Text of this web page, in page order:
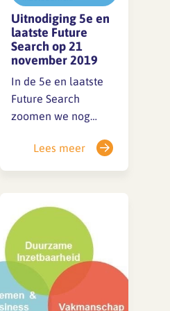
Uitnodiging 5e en
laatste Future
Search op 21
november 2019
In de 5e en laatste
Future Search
zoomen we nog
(samen)werken,
ontwikkelen en
functiehandboek
(fhb) als belangrijk
onderdeel van de
cao heeft de volle
aandacht van SFA.
Het streven van cao-
Lees meer